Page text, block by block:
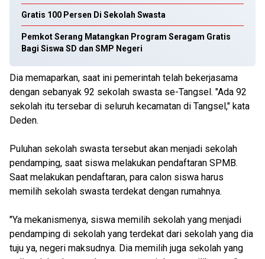
Gratis 100 Persen Di Sekolah Swasta
Pemkot Serang Matangkan Program Seragam Gratis
Bagi Siswa SD dan SMP Negeri
Dia memaparkan, saat ini pemerintah telah bekerjasama
dengan sebanyak 92 sekolah swasta se-Tangsel. "Ada 92
sekolah itu tersebar di seluruh kecamatan di Tangsel," kata
Deden.
Puluhan sekolah swasta tersebut akan menjadi sekolah
pendamping, saat siswa melakukan pendaftaran SPMB.
Saat melakukan pendaftaran, para calon siswa harus
memilih sekolah swasta terdekat dengan rumahnya.
"Ya mekanismenya, siswa memilih sekolah yang menjadi
pendamping di sekolah yang terdekat dari sekolah yang dia
tuju ya, negeri maksudnya. Dia memilih juga sekolah yang